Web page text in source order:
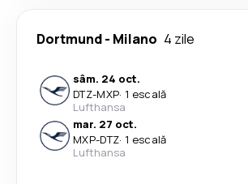
Dortmund- Milano 4 zile
sâm. 24 oct.
DTZ-MXP· 1 escală
Lufthansa
mar. 27 oct.
MXP-DTZ· 1 escală
Lufthansa